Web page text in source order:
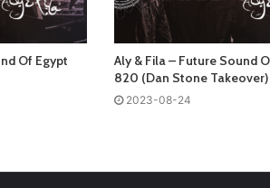
Of Egypt
Aly & Fila – Future Sound
820 (Dan Stone Takeover)
2023-08-24